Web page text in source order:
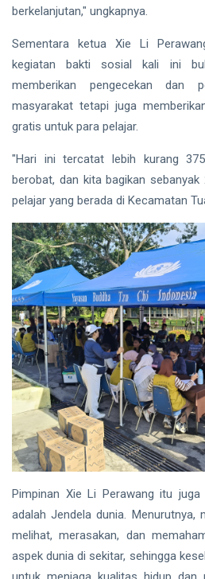
berkelanjutan," ungkapnya.
Sementara ketua Xie Li
kegiatan bakti sosial kali ini
memberikan pengecekan dan
masyarakat tetapi juga
gratis untuk para pelajar.
"Hari ini tercatat lebih kurang
berobat, dan kita bagikan
pelajar yang berada di Kecamatan
Pimpinan Xie Li Perawang itu
adalah Jendela dunia. Menurutnya,
melihat, merasakan, dan
aspek dunia di sekitar, sehingga